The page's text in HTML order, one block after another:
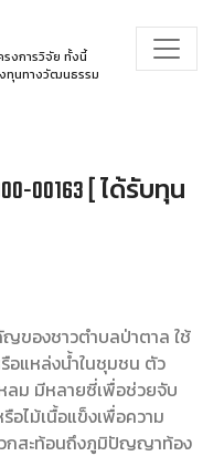
รงการวิจัย ทั้งนี้
ทุนทางวัฒนธรรม
00163 [ ได้รับทุน
ของชาวตำบลป่าตาล ใช้
อแหล่งน้ำในชุมชน ตัว
ลม มีหลายซี่เพื่อช่วยจับ
อไม้เนื้อแข็งเพื่อความ
วกสะท้อนถึงภูมิปัญญาท้อง